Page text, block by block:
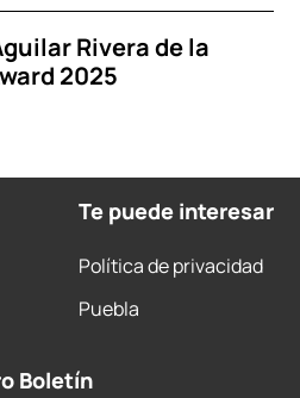
Rivera de la
2025
Te puede interesar
Política de privacidad
Puebla
Boletín